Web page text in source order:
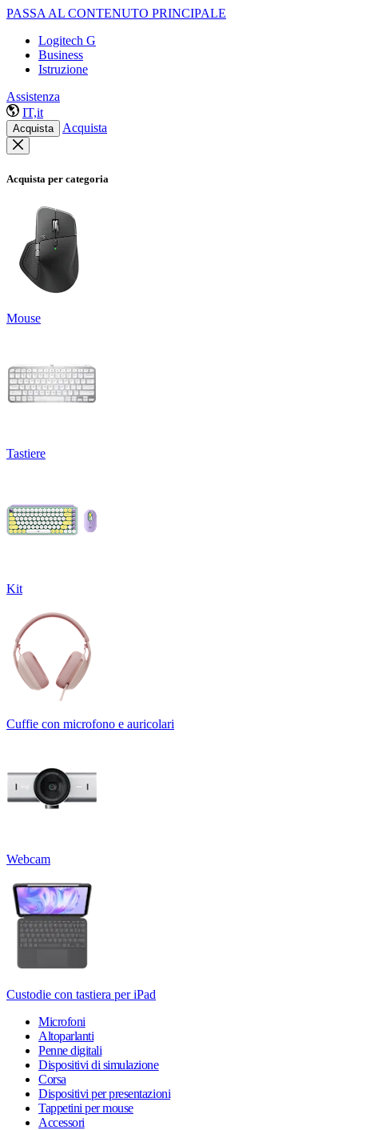
PASSA AL CONTENUTO PRINCIPALE
Logitech G
Business
Istruzione
Assistenza
IT,it
Acquista Acquista
Acquista per categoria
Mouse
Tastiere
Kit
Cuffie con microfono e auricolari
Webcam
Custodie con tastiera per iPad
Microfoni
Altoparlanti
Penne digitali
Dispositivi di simulazione
Corsa
Dispositivi per presentazioni
Tappetini per mouse
Accessori